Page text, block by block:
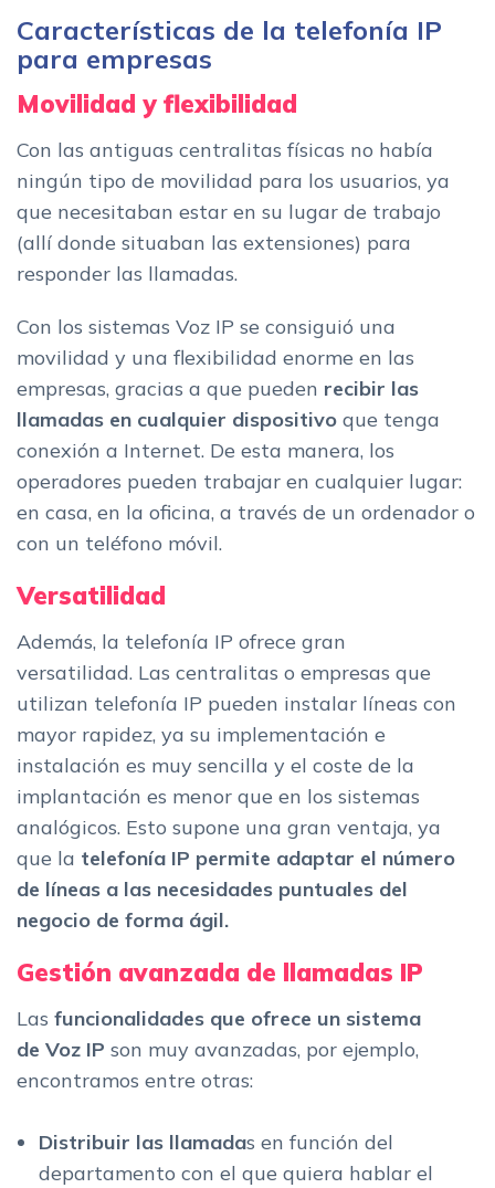
Características de la telefonía IP
para empresas
Movilidad y flexibilidad
Con las antiguas centralitas físicas no había
ningún tipo de movilidad para los usuarios, ya
que necesitaban estar en su lugar de trabajo
(allí donde situaban las extensiones) para
responder las llamadas.
Con los sistemas Voz IP se consiguió una
movilidad y una flexibilidad enorme en las
empresas, gracias a que pueden recibir las
llamadas en cualquier dispositivo que tenga
conexión a Internet. De esta manera, los
operadores pueden trabajar en cualquier lugar:
en casa, en la oficina, a través de un ordenador o
con un teléfono móvil.
Versatilidad
Además, la telefonía IP ofrece gran
versatilidad. Las centralitas o empresas que
utilizan telefonía IP pueden instalar líneas con
mayor rapidez, ya su implementación e
instalación es muy sencilla y el coste de la
implantación es menor que en los sistemas
analógicos. Esto supone una gran ventaja, ya
que la telefonía IP permite adaptar el número
de líneas a las necesidades puntuales del
negocio de forma ágil.
Gestión avanzada de llamadas IP
Las funcionalidades que ofrece un sistema
de Voz IP son muy avanzadas, por ejemplo,
encontramos entre otras:
Distribuir las llamadas en función del
departamento con el que quiera hablar el